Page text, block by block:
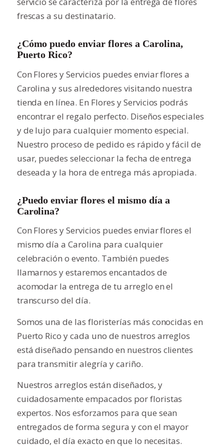
frescas a su destinatario.
¿Cómo puedo enviar flores a Carolina,
Puerto Rico?
Con Flores y Servicios puedes enviar flores a
Carolina y sus alrededores visitando nuestra
tienda en línea. En Flores y Servicios podrás
encontrar el regalo perfecto. Diseños especiales
y de lujo para cualquier momento especial.
Nuestro proceso de pedido es rápido y fácil de
usar, puedes seleccionar la fecha de entrega
deseada y la hora de entrega más apropiada.
¿Puedo enviar flores el mismo día a
Carolina?
Con Flores y Servicios puedes enviar flores el
mismo día a Carolina para cualquier
celebración o evento. También puedes
llamarnos y estaremos encantados de
acomodar la entrega de tu arreglo en el
transcurso del día.
Somos una de las floristerías más conocidas en
Puerto Rico y cada uno de nuestros arreglos
está diseñado pensando en nuestros clientes
para transmitir alegría y cariño.
Nuestros arreglos están diseñados, y
cuidadosamente empacados por floristas
expertos. Nos esforzamos para que sean
entregados de forma segura y con el mayor
cuidado, el día exacto en que lo necesitas.